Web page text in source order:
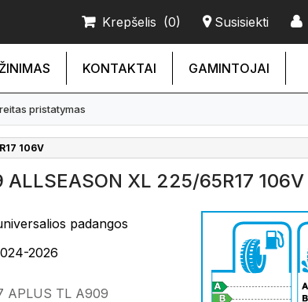
Susisiekti
Krepšelis (0)
KONTAKTAI GAMINTOJAI
pristatymas
106V
ALLSEASON XL 225/65R17 106V
padangos
2026
APLUS TL A909